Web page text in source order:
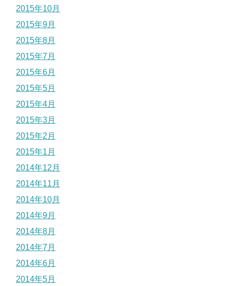
2015年10月
2015年9月
2015年8月
2015年7月
2015年6月
2015年5月
2015年4月
2015年3月
2015年2月
2015年1月
2014年12月
2014年11月
2014年10月
2014年9月
2014年8月
2014年7月
2014年6月
2014年5月